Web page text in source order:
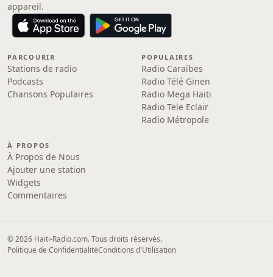
appareil.
PARCOURIR
Stations de radio
Podcasts
Chansons Populaires
POPULAIRES
Radio Caraïbes
Radio Télé Ginen
Radio Mega Haiti
Radio Tele Eclair
Radio Métropole
À PROPOS
À Propos de Nous
Ajouter une station
Widgets
Commentaires
© 2026 Haiti-Radio.com. Tous droits réservés.
Politique de ConfidentialitéConditions d'Utilisation